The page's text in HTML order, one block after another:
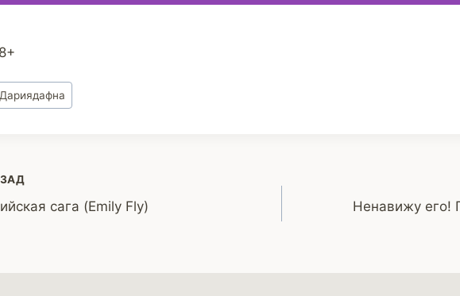
Дариядафна
сага (Emily Fly)
Ненавижу его!